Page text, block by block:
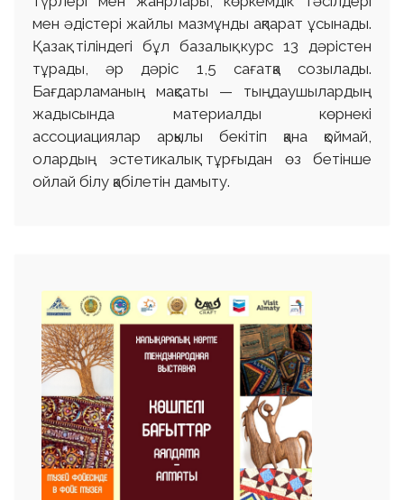
мен әдістері жайлы мазмұнды ақпарат ұсынады.
Қазақ тіліндегі бұл базалық курс 13 дәрістен
тұрады, әр дәріс 1,5 сағатқа созылады.
Бағдарламаның мақсаты — тыңдаушылардың
жадысында материалды көрнекі
ассоциациялар арқылы бекітіп қана қоймай,
олардың эстетикалық тұрғыдан өз бетінше
ойлай білу қабілетін дамыту.